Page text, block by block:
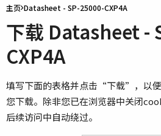
主页 Datasheet - SP-25000-CXP4A
下载 Datasheet -
CXP4A
填写下面的表格并点击“下载”，以
您下载。除非您已在浏览器中关闭
后续访问中自动绕过。